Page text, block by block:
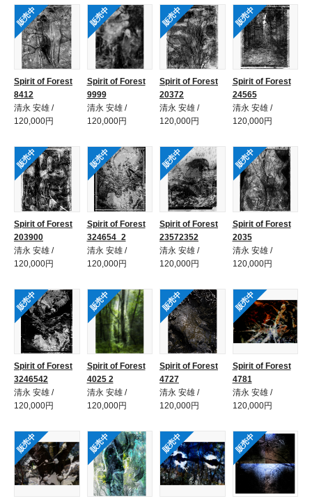
販売中
Spirit of Forest
8412
清永 安雄 /
120,000円
販売中
Spirit of Forest
9999
清永 安雄 /
120,000円
販売中
Spirit of Forest
20372
清永 安雄 /
120,000円
販売中
Spirit of Forest
24565
清永 安雄 /
120,000円
販売中
Spirit of Forest
203900
清永 安雄 /
120,000円
販売中
Spirit of Forest
324654_2
清永 安雄 /
120,000円
販売中
Spirit of Forest
23572352
清永 安雄 /
120,000円
販売中
Spirit of Forest
2035
清永 安雄 /
120,000円
販売中
Spirit of Forest
3246542
清永 安雄 /
120,000円
販売中
Spirit of Forest
4025 2
清永 安雄 /
120,000円
販売中
Spirit of Forest
4727
清永 安雄 /
120,000円
販売中
Spirit of Forest
4781
清永 安雄 /
120,000円
販売中 販売中 販売中 販売中